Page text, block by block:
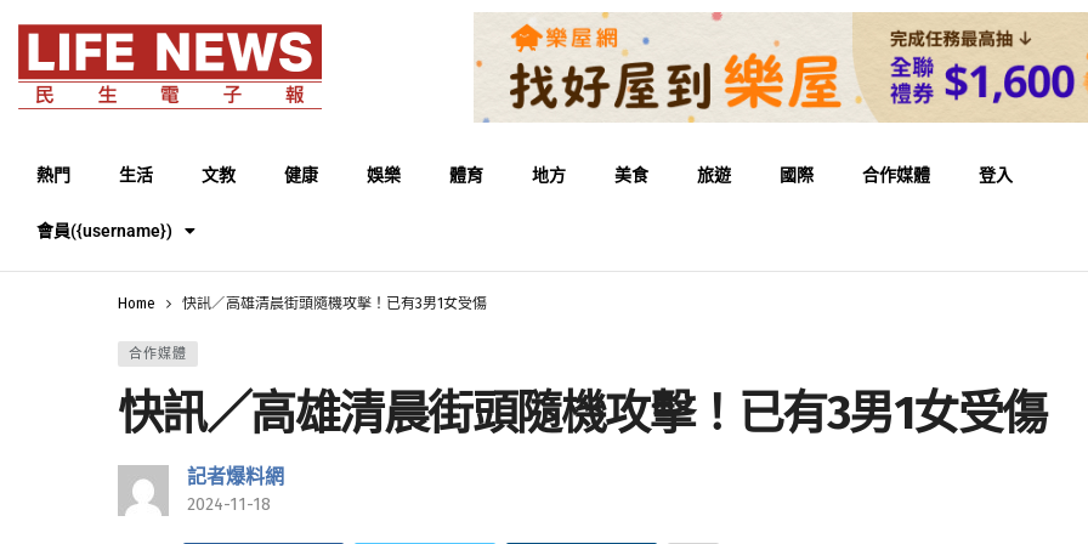
熱門 生活 文教 健康 娛樂 體育 地方 美食 旅遊 國際 合作媒體 登入
會員({username})
Home 快訊／高雄清晨街頭隨機攻擊！已有3男1女受傷
合作媒體
快訊／高雄清晨街頭隨機攻擊！已有3男1女受傷
記者爆料網
2024-11-18